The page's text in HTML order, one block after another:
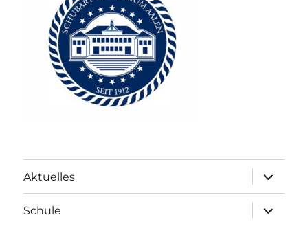
Aktuelles
anzeigen
Schule
anzeigen